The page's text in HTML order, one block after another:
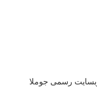
رسمی جوملا